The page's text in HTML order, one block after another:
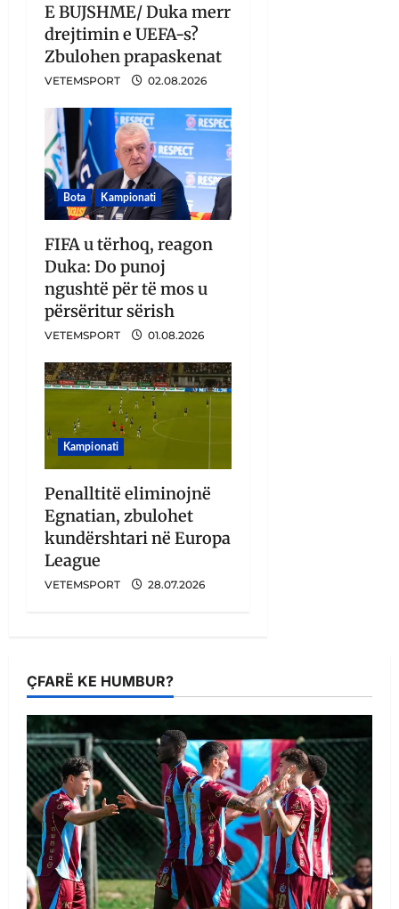
E BUJSHME/ Duka merr
drejtimin e UEFA-s?
Zbulohen prapaskenat
VETEMSPORT 02.08.2026
Bota Kampionati
FIFA u tërhoq, reagon
Duka: Do punoj
ngushtë për të mos u
përsëritur sërish
VETEMSPORT 01.08.2026
Kampionati
Penalltitë eliminojnë
Egnatian, zbulohet
kundërshtari në Europa
League
VETEMSPORT 28.07.2026
ÇFARË KE HUMBUR?